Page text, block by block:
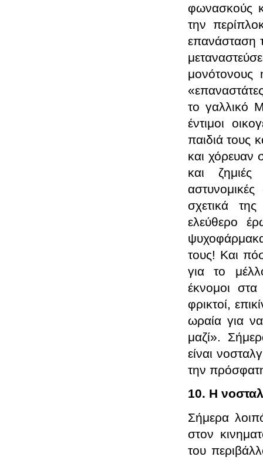
φωνασκούς
την
επανάσταση
μονότονους
το γαλλικό
έντιμοι
παιδιά τους
και χόρευαν
και ζημιές
σχετικά
ελεύθερο
τους! Και
για το
έκνομοι
φρικτοί,
ωραία για
μαζί».
είναι
την
10. Η
Σήμερα
στον
του